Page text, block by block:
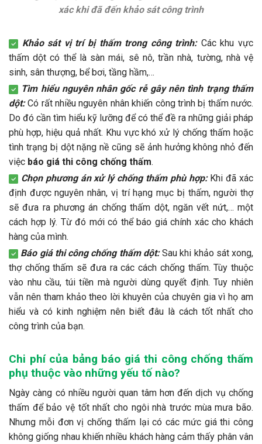
xác khi đã đến khảo sát công trình
Khảo sát vị trí bị thấm trong công trình:Các khu vực
thấm dột có thể là sàn mái, sê nô, trần nhà, tường, nhà vệ
sinh, sân thượng, bể bơi, tầng hầm,…
Tìm hiểu nguyên nhân gốc rễ gây nên tình trạng thấm
dột: Có rất nhiều nguyên nhân khiến công trình bị thấm nước.
Do đó cần tìm hiểu kỹ lưỡng để có thể đề ra những giải pháp
phù hợp, hiệu quả nhất. Khu vực khó xử lý chống thấm hoặc
tình trạng bị dột nặng nề cũng sẽ ảnh hưởng không nhỏ đến
việc báo giá thi công chống thấm.
Chọn phương án xử lý chống thấm phù hợp: Khi đã xác
định được nguyên nhân, vị trí hạng mục bị thấm, người thợ
sẽ đưa ra phương án chống thấm dột, ngăn vết nứt,… một
cách hợp lý. Từ đó mới có thể báo giá chính xác cho khách
hàng của mình.
Báo giá thi công chống thấm dột:Sau khi khảo sát xong,
thợ chống thấm sẽ đưa ra các cách chống thấm. Tùy thuộc
vào nhu cầu, túi tiền mà người dùng quyết định. Tuy nhiên
vẫn nên tham khảo theo lời khuyên của chuyên gia vì họ am
hiểu và có kinh nghiệm nên biết đâu là cách tốt nhất cho
công trình của bạn.
Chi phí của bảng báo giá thi công chống thấm
phụ thuộc vào những yếu tố nào?
Ngày càng có nhiều người quan tâm hơn đến dịch vụ chống
thấm để bảo vệ tốt nhất cho ngôi nhà trước mùa mưa bão.
Nhưng mỗi đơn vị chống thấm lại có các mức giá thi công
không giống nhau khiến nhiều khách hàng cảm thấy phân vân